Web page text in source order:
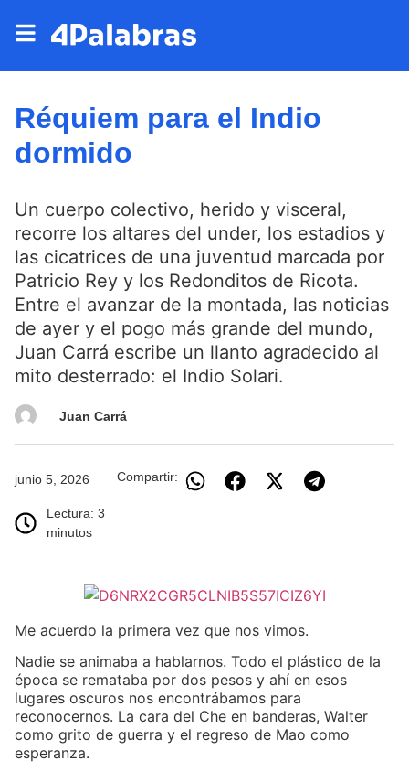
Réquiem para el Indio
dormido
Un cuerpo colectivo, herido y visceral,
recorre los altares del under, los estadios y
las cicatrices de una juventud marcada por
Patricio Rey y los Redonditos de Ricota.
Entre el avanzar de la montada, las noticias
de ayer y el pogo más grande del mundo,
Juan Carrá escribe un llanto agradecido al
mito desterrado: el Indio Solari.
Juan Carrá
junio 5, 2026
Lectura: 3
minutos
Compartir:
Me acuerdo la primera vez que nos vimos.
Nadie se animaba a hablarnos. Todo el plástico de la
época se remataba por dos pesos y ahí en esos
lugares oscuros nos encontrábamos para
reconocernos. La cara del Che en banderas, Walter
como grito de guerra y el regreso de Mao como
esperanza.